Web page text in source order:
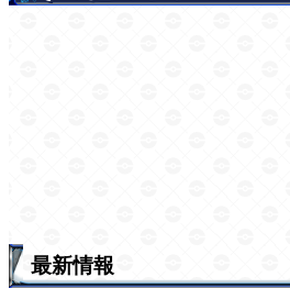
最新情報